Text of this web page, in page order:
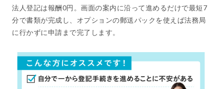
法人登記は報酬0円。画面の案内に沿って進めるだけで最短7
分で書類が完成し、オプションの郵送パックを使えば法務局
に行かずに申請まで完了します。